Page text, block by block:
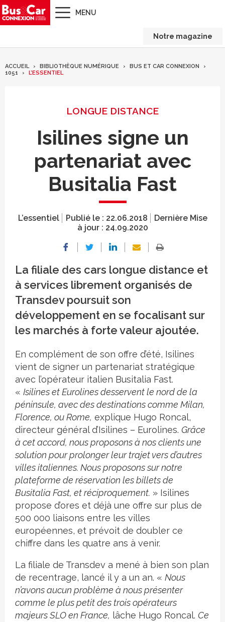
MENU
Notre magazine
ACCUEIL BIBLIOTHÈQUE NUMÉRIQUE
BUS ET CAR CONNEXION
1051
L’ESSENTIEL
LONGUE DISTANCE
Isilines signe un
partenariat avec
Busitalia Fast
L’essentiel Publié le : 22.06.2018
Dernière Mise
à jour : 24.09.2020
La filiale des cars longue distance et
à services librement organisés de
Transdev poursuit son
développement en se focalisant sur
les marchés à forte valeur ajoutée.
En complément de son offre d’été, Isilines
vient de signer un partenariat stratégique
avec l’opérateur italien Busitalia Fast.
« Isilines et Eurolines desservent le nord de la
péninsule, avec des destinations comme Milan,
Florence, ou Rome, explique Hugo Roncal,
directeur général d’Isilines – Eurolines. Grâce
à cet accord, nous proposons à nos clients une
solution pour prolonger leur trajet vers d’autres
villes italiennes. Nous proposons sur notre
plateforme de réservation les billets de
Busitalia Fast, et réciproquement. » Isilines
propose d’ores et déjà une offre sur plus de
500 000 liaisons entre les villes
européennes, et prévoit de doubler ce
chiffre dans les quatre ans à venir.
La filiale de Transdev a mené à bien son plan
de recentrage, lancé il y a un an. « Nous
n’avons aucun problème à nous présenter
comme le plus petit des trois opérateurs
majeurs SLO en France, lâche Hugo Roncal. Ce